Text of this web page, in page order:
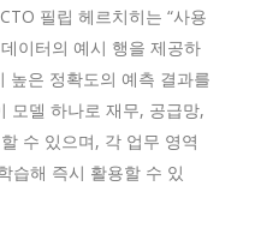
필립 헤르치히는 “사용
이터의 예시 행을 제공하
높은 정확도의 예측 결과를
모델 하나로 재무, 공급망,
수 있으며, 각 업무 영역
습해 즉시 활용할 수 있